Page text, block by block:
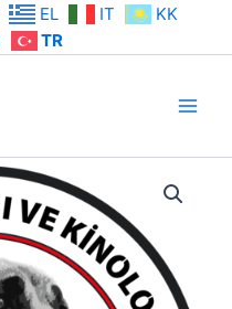
EL IT
KK
TR